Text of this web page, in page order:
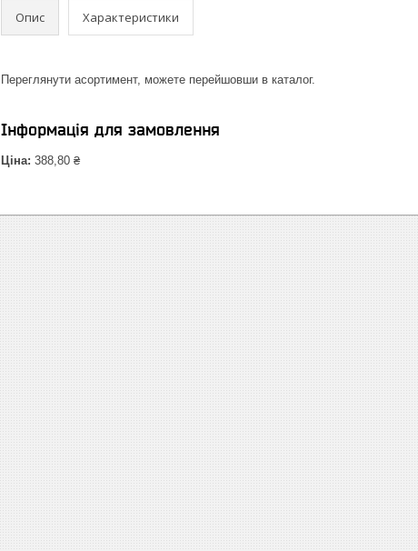
Опис Характеристики
Переглянути асортимент, можете перейшовши в каталог.
Інформація для замовлення
Ціна: 388,80 ₴